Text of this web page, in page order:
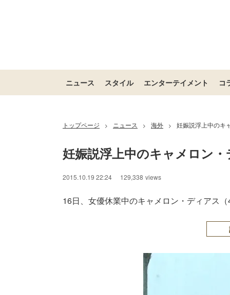
ニュース スタイル エンターテイメント コ
トップページ > ニュース > 海外 > 妊娠説浮上中のキ
妊娠説浮上中のキャメロン
2015.10.19 22:24 129,338 views
16日、女優休業中のキャメロン・ディアス